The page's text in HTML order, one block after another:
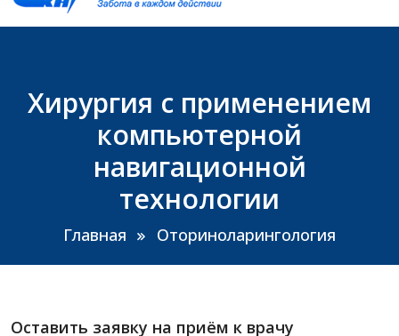
Хирургия с применением
компьютерной
навигационной
технологии
Главная Оториноларингология
Оставить заявку на приём к врачу